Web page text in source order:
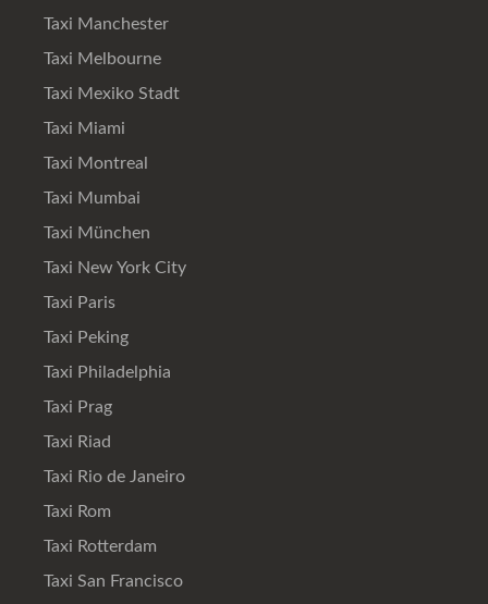
Taxi Manchester
Taxi Melbourne
Taxi Mexiko Stadt
Taxi Miami
Taxi Montreal
Taxi Mumbai
Taxi München
Taxi New York City
Taxi Paris
Taxi Peking
Taxi Philadelphia
Taxi Prag
Taxi Riad
Taxi Rio de Janeiro
Taxi Rom
Taxi Rotterdam
Taxi San Francisco